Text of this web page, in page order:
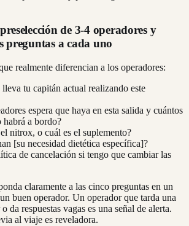
de 3-4 operadores y
preguntas a cada uno
realmente diferencian a los operadores:
lleva tu capitán actual realizando este
espera que haya en esta salida y cuántos
habrá a bordo?
nitrox, o cuál es el suplemento?
[su necesidad dietética específica]?
de cancelación si tengo que cambiar las
claramente a las cinco preguntas en un
buen operador. Un operador que tarda una
da respuestas vagas es una señal de alerta.
al viaje es reveladora.